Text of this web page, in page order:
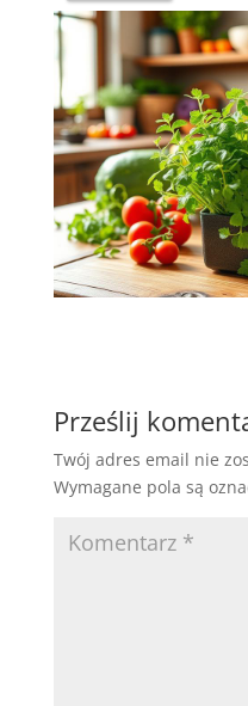
Prześlij
Twój adres email nie
Wymagane pola są